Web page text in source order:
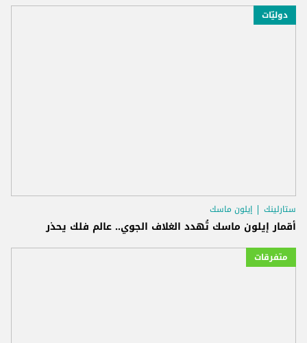
دوليّات
ستارلينك إيلون ماسك
أقمار إيلون ماسك تُهدد الغلاف الجوي.. عالم فلك يحذر
متفرقات